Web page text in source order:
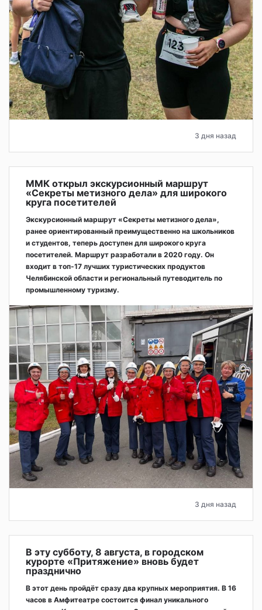
3 дня назад
ММК открыл экскурсионный маршрут
«Секреты метизного дела» для широкого
круга посетителей
Экскурсионный маршрут «Секреты метизного дела»,
ранее ориентированный преимущественно на школьников
и студентов, теперь доступен для широкого круга
посетителей. Маршрут разработали в 2020 году. Он
входит в топ-17 лучших туристических продуктов
Челябинской области и региональный путеводитель по
промышленному туризму.
3 дня назад
В эту субботу, 8 августа, в городском
курорте «Притяжение» вновь будет
празднично
В этот день пройдёт сразу два крупных мероприятия. В 16
часов в Амфитеатре состоится финал уникального